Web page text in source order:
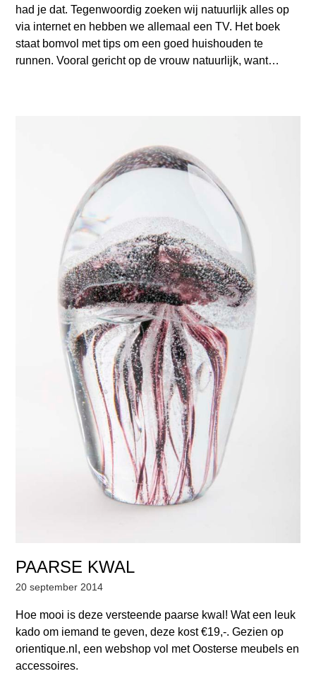
had je dat. Tegenwoordig zoeken wij natuurlijk alles op
via internet en hebben we allemaal een TV. Het boek
staat bomvol met tips om een goed huishouden te
runnen. Vooral gericht op de vrouw natuurlijk, want…
PAARSE KWAL
20 september 2014
Hoe mooi is deze versteende paarse kwal! Wat een leuk
kado om iemand te geven, deze kost €19,-. Gezien op
orientique.nl, een webshop vol met Oosterse meubels en
accessoires.